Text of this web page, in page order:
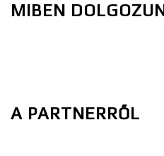
MIBEN
A PARTNERRŐL